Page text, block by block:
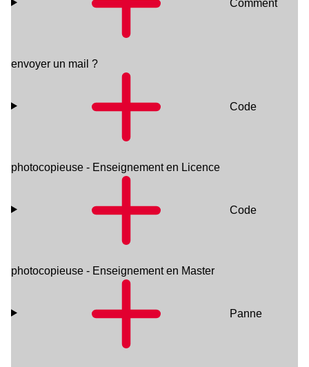
Comment
envoyer un mail ?
Code
photocopieuse - Enseignement en Licence
Code
photocopieuse - Enseignement en Master
Panne